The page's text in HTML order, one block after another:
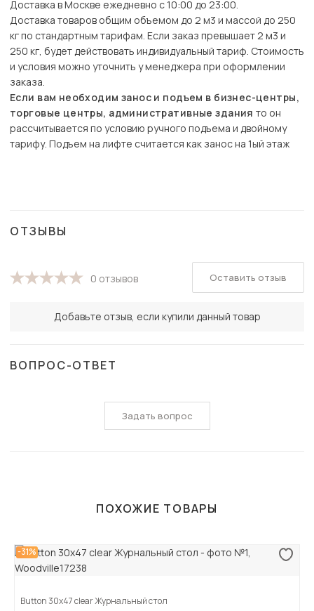
Доставка в Москве ежедневно с 10:00 до 23:00.
Доставка товаров общим объемом до 2 м3 и массой до 250
кг по стандартным тарифам. Если заказ превышает 2 м3 и
250 кг, будет действовать индивидуальный тариф. Стоимость
и условия можно уточнить у менеджера при оформлении
заказа.
Если вам необходим занос и подъем в бизнес-центры,
торговые центры, административные здания то он
рассчитывается по условию ручного подъема и двойному
тарифу. Подъем на лифте считается как занос на 1ый этаж
ОТЗЫВЫ
0 отзывов
Добавьте отзыв, если купили данный товар
Оставить отзыв
ВОПРОС-ОТВЕТ
Задать вопрос
ПОХОЖИЕ ТОВАРЫ
-31%
Button 30x47 clear Журнальный стол